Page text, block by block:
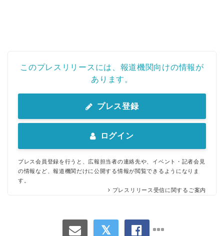
このプレスリリースには、報道機関向けの情報が
あります。
プレス登録
ログイン
プレス会員登録を行うと、広報担当者の連絡先や、イベント・記者会見
の情報など、報道機関だけに公開する情報が閲覧できるようになりま
す。
プレスリリース受信に関するご案内